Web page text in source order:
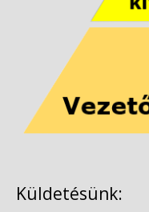
Küldetésünk: